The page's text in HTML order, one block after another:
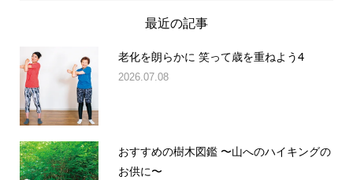
最近の記事
老化を朗らかに 笑って歳を重ねよう4
2026.07.08
おすすめの樹木図鑑 〜山へのハイキングの
お供に〜